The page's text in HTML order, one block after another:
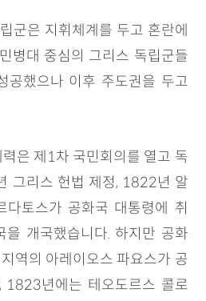
군은 지휘체계를 두고 혼란에
병대 중심의 그리스 독립군들
공했으나 이후 주도권을 두고
은 제1차 국민회의를 열고 독
그리스 헌법 제정, 1822년 알
다토스가 공화국 대통령에 취
을 개국했습니다. 하지만 공화
역의 아레이오스 파요스가 공
1823년에는 테오도르스 콜로